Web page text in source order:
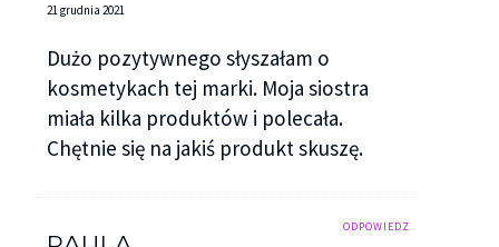
21 grudnia 2021
Dużo pozytywnego słyszałam o
kosmetykach tej marki. Moja siostra
miała kilka produktów i polecała.
Chętnie się na jakiś produkt skuszę.
ODPOWIEDZ